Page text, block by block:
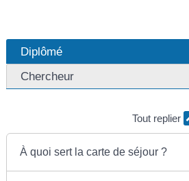
Diplômé
Chercheur
Tout replier
À quoi sert la carte de séjour ?